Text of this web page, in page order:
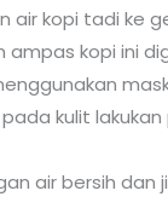
air kopi tadi ke
kopi ini
kulit
air bersih dan